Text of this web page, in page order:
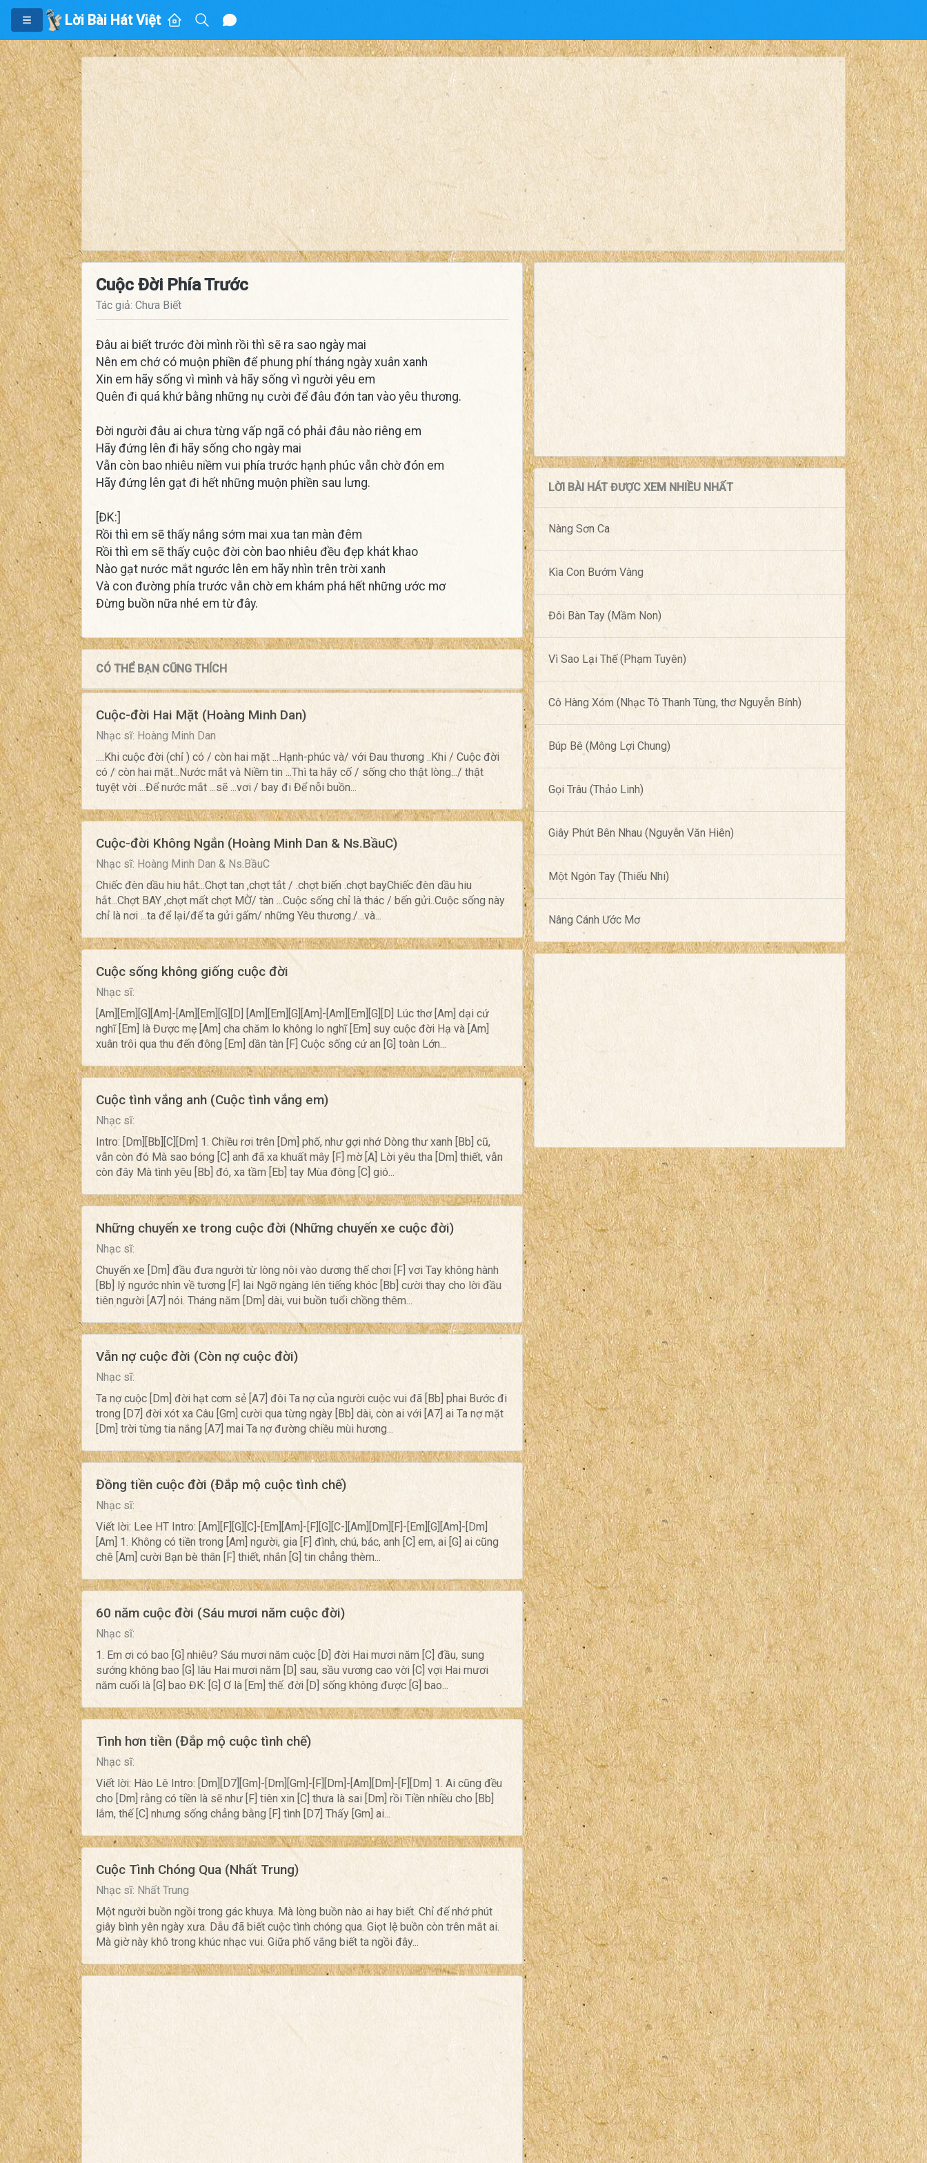
Lời Bài Hát Việt
Cuộc Đời Phía Trước
Tác giả: Chưa Biết
Đâu ai biết trước đời mình rồi thì sẽ ra sao ngày mai
Nên em chớ có muộn phiền để phung phí tháng ngày xuân xanh
Xin em hãy sống vì mình và hãy sống vì người yêu em
Quên đi quá khứ bằng những nụ cười để đâu đớn tan vào yêu thương.
Đời người đâu ai chưa từng vấp ngã có phải đâu nào riêng em
Hãy đứng lên đi hãy sống cho ngày mai
Vẫn còn bao nhiêu niềm vui phía trước hạnh phúc vẫn chờ đón em
Hãy đứng lên gạt đi hết những muộn phiền sau lưng.
[ĐK:]
Rồi thì em sẽ thấy nắng sớm mai xua tan màn đêm
Rồi thì em sẽ thấy cuộc đời còn bao nhiêu đều đẹp khát khao
Nào gạt nước mắt ngước lên em hãy nhìn trên trời xanh
Và con đường phía trước vẫn chờ em khám phá hết những ước mơ
Đừng buồn nữa nhé em từ đây.
CÓ THỂ BẠN CŨNG THÍCH
Cuộc-đời Hai Mặt (Hoàng Minh Dan)
Nhạc sĩ: Hoàng Minh Dan
....Khi cuộc đời (chỉ ) có / còn hai mặt ...Hạnh-phúc và/ với Đau thương ..Khi / Cuộc đời
có / còn hai mặt...Nước mắt và Niềm tin ...Thì ta hãy cố / sống cho thật lòng.../ thật
tuyệt vời ...Để nước mắt ...sẽ ...vơi / bay đi Để nỗi buồn...
Cuộc-đời Không Ngắn (Hoàng Minh Dan & Ns.BầuC)
Nhạc sĩ: Hoàng Minh Dan & Ns.BầuC
Chiếc đèn dầu hiu hắt...Chợt tan ,chợt tắt / .chợt biến .chợt bayChiếc đèn dầu hiu
hắt...Chợt BAY ,chợt mất chợt MỜ/ tàn ...Cuộc sống chỉ là thác / bến gửi..Cuộc sống này
chỉ là nơi ...ta để lại/để ta gửi gấm/ những Yêu thương./...và...
Cuộc sống không giống cuộc đời
Nhạc sĩ:
[Am][Em][G][Am]-[Am][Em][G][D] [Am][Em][G][Am]-[Am][Em][G][D] Lúc thơ [Am] dại cứ
nghĩ [Em] là Được mẹ [Am] cha chăm lo không lo nghĩ [Em] suy cuộc đời Hạ và [Am]
xuân trôi qua thu đến đông [Em] dần tàn [F] Cuộc sống cứ an [G] toàn Lớn...
Cuộc tình vắng anh (Cuộc tình vắng em)
Nhạc sĩ:
Intro: [Dm][Bb][C][Dm] 1. Chiều rơi trên [Dm] phố, như gợi nhớ Dòng thư xanh [Bb] cũ,
vẫn còn đó Mà sao bóng [C] anh đã xa khuất mây [F] mờ [A] Lời yêu tha [Dm] thiết, vẫn
còn đây Mà tình yêu [Bb] đó, xa tầm [Eb] tay Mùa đông [C] gió...
Những chuyến xe trong cuộc đời (Những chuyến xe cuộc đời)
Nhạc sĩ:
Chuyến xe [Dm] đầu đưa người từ lòng nôi vào dương thế chơi [F] vơi Tay không hành
[Bb] lý ngước nhìn về tương [F] lai Ngỡ ngàng lên tiếng khóc [Bb] cười thay cho lời đầu
tiên người [A7] nói. Tháng năm [Dm] dài, vui buồn tuổi chồng thêm...
Vẫn nợ cuộc đời (Còn nợ cuộc đời)
Nhạc sĩ:
Ta nợ cuộc [Dm] đời hạt cơm sẻ [A7] đôi Ta nợ của người cuộc vui đã [Bb] phai Bước đi
trong [D7] đời xót xa Câu [Gm] cười qua từng ngày [Bb] dài, còn ai với [A7] ai Ta nợ mặt
[Dm] trời từng tia nắng [A7] mai Ta nợ đường chiều mùi hương...
Đồng tiền cuộc đời (Đắp mộ cuộc tình chế)
Nhạc sĩ:
Viết lời: Lee HT Intro: [Am][F][G][C]-[Em][Am]-[F][G][C-][Am][Dm][F]-[Em][G][Am]-[Dm]
[Am] 1. Không có tiền trong [Am] người, gia [F] đình, chú, bác, anh [C] em, ai [G] ai cũng
chê [Am] cười Bạn bè thân [F] thiết, nhắn [G] tin chẳng thèm...
60 năm cuộc đời (Sáu mươi năm cuộc đời)
Nhạc sĩ:
1. Em ơi có bao [G] nhiêu? Sáu mươi năm cuộc [D] đời Hai mươi năm [C] đầu, sung
sướng không bao [G] lâu Hai mươi năm [D] sau, sầu vương cao vời [C] vợi Hai mươi
năm cuối là [G] bao ĐK: [G] Ơ là [Em] thế. đời [D] sống không được [G] bao...
Tình hơn tiền (Đắp mộ cuộc tình chế)
Nhạc sĩ:
Viết lời: Hào Lê Intro: [Dm][D7][Gm]-[Dm][Gm]-[F][Dm]-[Am][Dm]-[F][Dm] 1. Ai cũng đều
cho [Dm] rằng có tiền là sẽ như [F] tiên xin [C] thưa là sai [Dm] rồi Tiền nhiều cho [Bb]
lắm, thế [C] nhưng sống chẳng bằng [F] tình [D7] Thấy [Gm] ai...
Cuộc Tình Chóng Qua (Nhất Trung)
Nhạc sĩ: Nhất Trung
Một người buồn ngồi trong gác khuya. Mà lòng buồn nào ai hay biết. Chỉ đế nhớ phút
giây bình yên ngày xưa. Dẫu đã biết cuộc tình chóng qua. Giọt lệ buồn còn trên mắt ai.
Mà giờ này khô trong khúc nhạc vui. Giữa phố vắng biết ta ngồi đây...
LỜI BÀI HÁT ĐƯỢC XEM NHIỀU NHẤT
Nàng Sơn Ca
Kìa Con Bướm Vàng
Đôi Bàn Tay (Mầm Non)
Vì Sao Lại Thế (Phạm Tuyên)
Cô Hàng Xóm (Nhạc Tô Thanh Tùng, thơ Nguyễn Bính)
Búp Bê (Mông Lợi Chung)
Gọi Trâu (Thảo Linh)
Giây Phút Bên Nhau (Nguyễn Văn Hiên)
Một Ngón Tay (Thiếu Nhi)
Nâng Cánh Ước Mơ